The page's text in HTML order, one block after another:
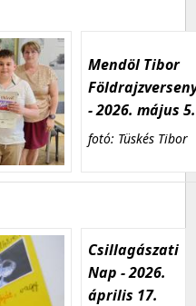
Mendöl Tibor
- 2026. május 5.
fotó: Tüskés Tibor
Csillagászati
Nap - 2026.
április 17.